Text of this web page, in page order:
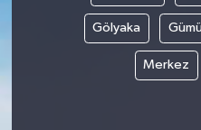
Gölyaka
Merkez